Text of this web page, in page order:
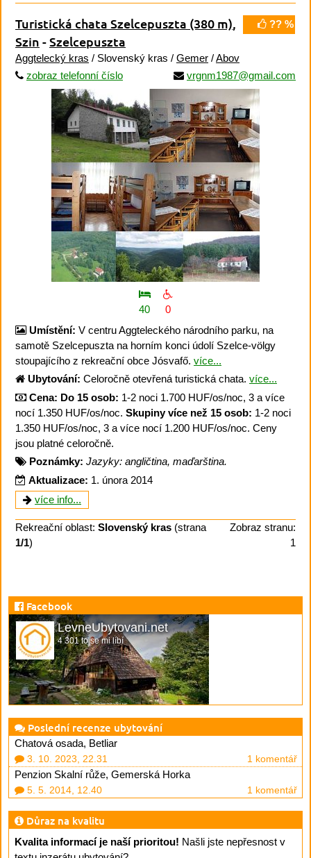
?? %
Turistická chata Szelcepuszta (380 m),
Szin -Szelcepuszta
Aggtelecký kras / Slovenský kras / Gemer /Abov
zobraz telefonní číslo
vrgnm1987@gmail.com
40
0
Umístění: V centru Aggteleckého národního parku, na
samotě Szelcepuszta na horním konci údolí Szelce-völgy
stoupajícího z rekreační obce Jósvafő. více...
Ubytování: Celoročně otevřená turistická chata. více...
Cena: Do 15 osob: 1-2 noci 1.700 HUF/os/noc, 3 a více
nocí 1.350 HUF/os/noc. Skupiny více než 15 osob: 1-2 noci
1.350 HUF/os/noc, 3 a více nocí 1.200 HUF/os/noc. Ceny
jsou platné celoročně.
Poznámky: Jazyky: angličtina, maďarština.
Aktualizace: 1. února 2014
více info...
Rekreační oblast: Slovenský kras (strana
1/1)
Zobraz stranu:
1
Facebook
LevneUbytovani.net
4 301 to se mi líbí
Poslední recenze ubytování
Chatová osada, Betliar
3. 10. 2023, 22.31 1 komentář
Penzion Skalní růže, Gemerská Horka
5. 5. 2014, 12.40 1 komentář
Důraz na kvalitu
Kvalita informací je naší prioritou! Našli jste nepřesnost v